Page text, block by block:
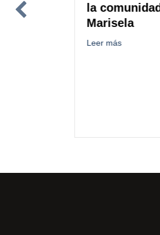
la comunidad:
Marisela
about Un café